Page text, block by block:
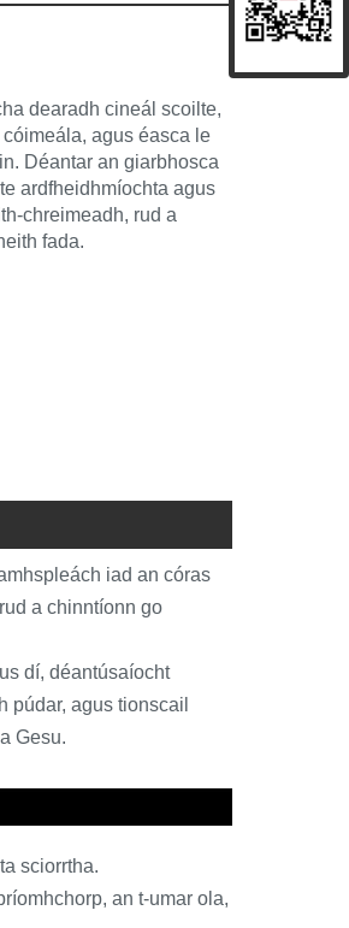
dearadh cineál scoilte,
agus éasca le
Déantar an giarbhosca
ardfheidhmíochta agus
chreimeadh, rud a
fada.
iad an córas
a chinntíonn go
dí, déantúsaíocht
púdar, agus tionscail
Gesu.
sciorrtha.
an t-umar ola,